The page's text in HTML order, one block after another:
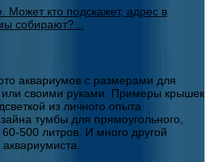
Может кто подскажет, адрес в
собирают?...
аквариумов с размерами для
или своими руками. Примеры крышек
из личного опыта
тумбы для прямоугольного,
500 литров. И много другой